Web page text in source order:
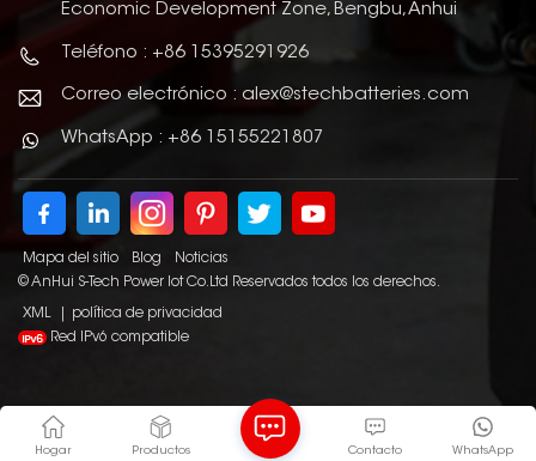
Economic Development Zone, Bengbu, Anhui
Teléfono : +86 15395291926
Correo electrónico : alex@stechbatteries.com
WhatsApp : +86 15155221807
Mapa del sitio Blog
Noticias
© AnHui S-Tech Power Iot Co.Ltd Reservados todos los derechos.
XML
política de privacidad
Red IPv6 compatible
Hogar Productos WhatsApp
Contacto